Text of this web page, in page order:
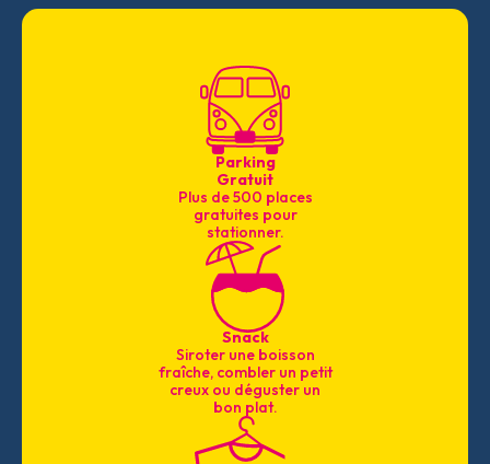
Parking
Gratuit
Plus de 500 places
gratuites pour
stationner.
Snack
Siroter une boisson
fraîche, combler un petit
creux ou déguster un
bon plat.